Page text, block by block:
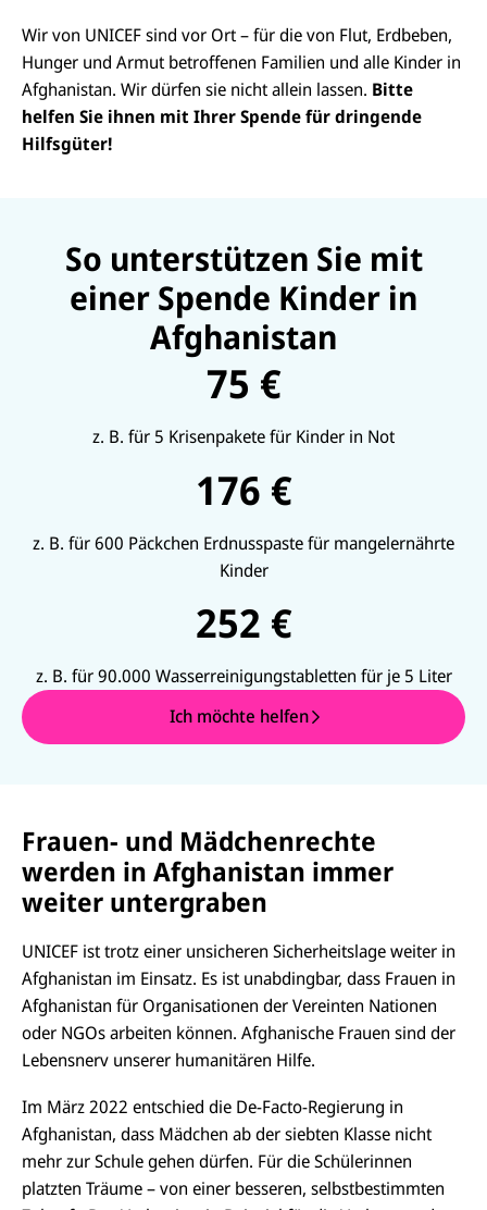
Wir von UNICEF sind vor Ort – für die von Flut, Erdbeben,
Hunger und Armut betroffenen Familien und alle Kinder in
Afghanistan. Wir dürfen sie nicht allein lassen. Bitte
helfen Sie ihnen mit Ihrer Spende für dringende
Hilfsgüter!
So unterstützen Sie mit
einer Spende Kinder in
Afghanistan
75 €
z. B. für 5 Krisenpakete für Kinder in Not
176 €
z. B. für 600 Päckchen Erdnusspaste für mangelernährte
Kinder
252 €
z. B. für 90.000 Wasserreinigungstabletten für je 5 Liter
Ich möchte helfen
Frauen- und Mädchenrechte
werden in Afghanistan immer
weiter untergraben
UNICEF ist trotz einer unsicheren Sicherheitslage weiter in
Afghanistan im Einsatz. Es ist unabdingbar, dass Frauen in
Afghanistan für Organisationen der Vereinten Nationen
oder NGOs arbeiten können. Afghanische Frauen sind der
Lebensnerv unserer humanitären Hilfe.
Im März 2022 entschied die De-Facto-Regierung in
Afghanistan, dass Mädchen ab der siebten Klasse nicht
mehr zur Schule gehen dürfen. Für die Schülerinnen
platzten Träume – von einer besseren, selbstbestimmten